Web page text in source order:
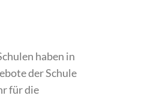
haben in
der Schule
für die